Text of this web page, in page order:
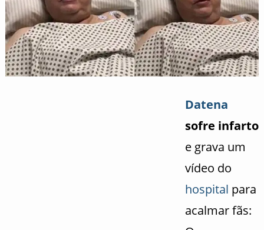
Datena
sofre infarto
e grava um
vídeo do
hospital para
acalmar fãs: